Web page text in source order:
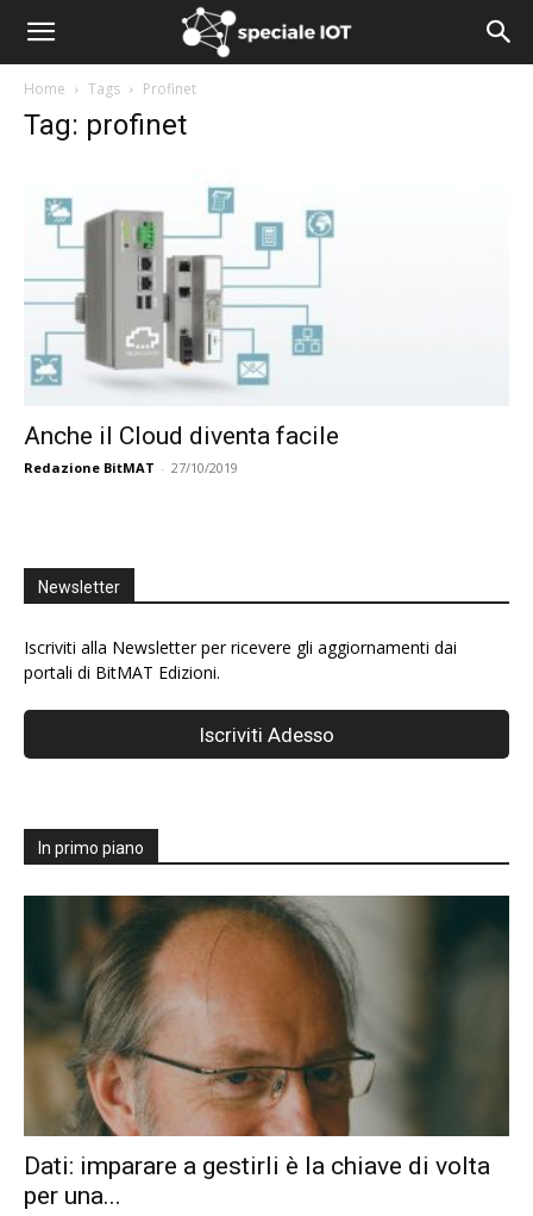
Home Tags Profinet
Tag: profinet
Anche il Cloud diventa facile
Redazione BitMAT - 27/10/2019
Newsletter
Iscriviti alla Newsletter per ricevere gli aggiornamenti dai
portali di BitMAT Edizioni.
In primo piano
Dati: imparare a gestirli è la chiave di volta
per una...